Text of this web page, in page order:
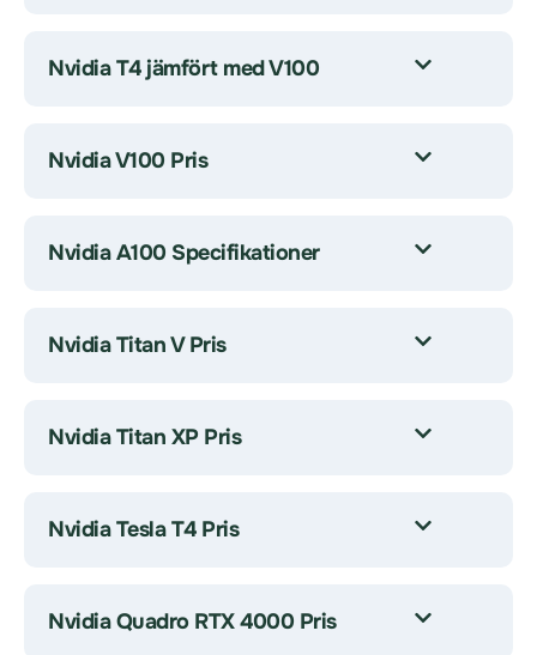
Nvidia T4 jämfört med V100
Nvidia V100 Pris
Nvidia A100 Specifikationer
Nvidia Titan V Pris
Nvidia Titan XP Pris
Nvidia Tesla T4 Pris
Nvidia Quadro RTX 4000 Pris